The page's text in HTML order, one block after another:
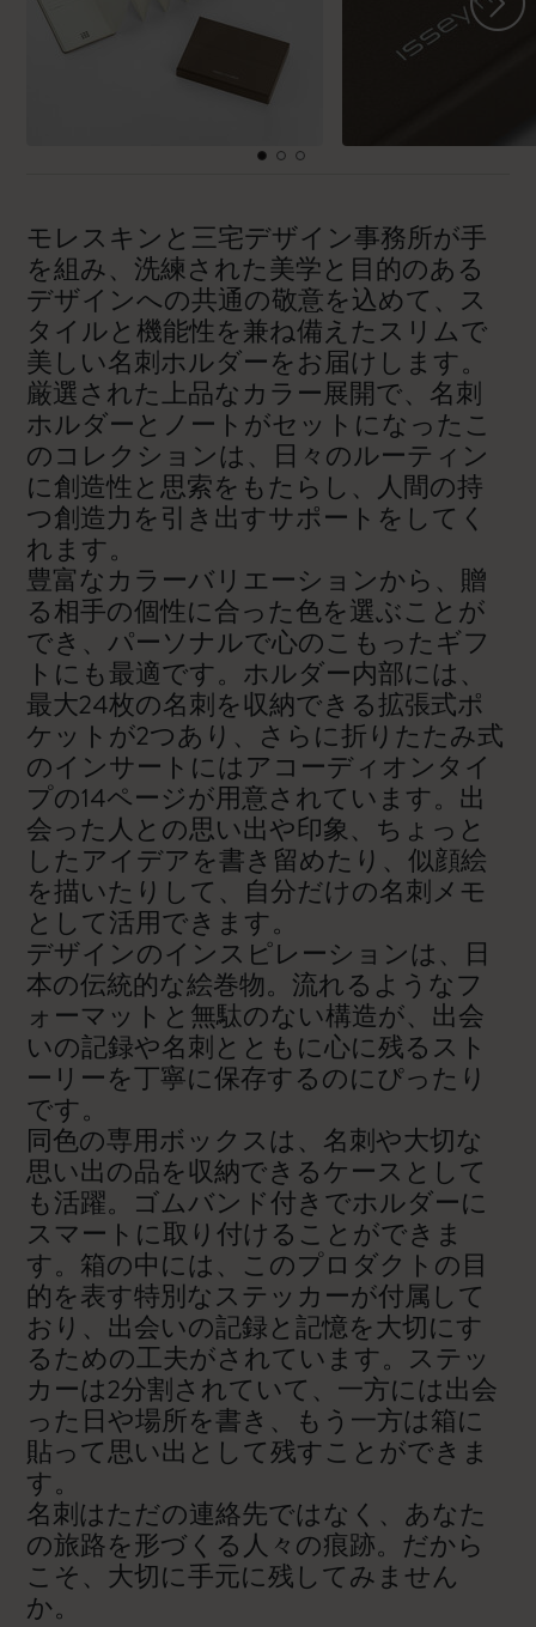
モレスキンと三宅デザイン事務所が手
を組み、洗練された美学と目的のある
デザインへの共通の敬意を込めて、ス
タイルと機能性を兼ね備えたスリムで
美しい名刺ホルダーをお届けします。
厳選された上品なカラー展開で、名刺
ホルダーとノートがセットになったこ
のコレクションは、日々のルーティン
に創造性と思索をもたらし、人間の持
つ創造力を引き出すサポートをしてく
れます。
豊富なカラーバリエーションから、贈
る相手の個性に合った色を選ぶことが
でき、パーソナルで心のこもったギフ
トにも最適です。ホルダー内部には、
最大24枚の名刺を収納できる拡張式ポ
ケットが2つあり、さらに折りたたみ式
のインサートにはアコーディオンタイ
プの14ページが用意されています。出
会った人との思い出や印象、ちょっと
したアイデアを書き留めたり、似顔絵
を描いたりして、自分だけの名刺メモ
として活用できます。
デザインのインスピレーションは、日
本の伝統的な絵巻物。流れるようなフ
ォーマットと無駄のない構造が、出会
いの記録や名刺とともに心に残るスト
ーリーを丁寧に保存するのにぴったり
です。
同色の専用ボックスは、名刺や大切な
思い出の品を収納できるケースとして
も活躍。ゴムバンド付きでホルダーに
スマートに取り付けることができま
す。箱の中には、このプロダクトの目
的を表す特別なステッカーが付属して
おり、出会いの記録と記憶を大切にす
るための工夫がされています。ステッ
カーは2分割されていて、一方には出会
った日や場所を書き、もう一方は箱に
貼って思い出として残すことができま
す。
名刺はただの連絡先ではなく、あなた
の旅路を形づくる人々の痕跡。だから
こそ、大切に手元に残してみません
か。